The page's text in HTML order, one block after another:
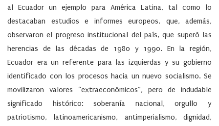
al Ecuador un ejemplo para América Latina, tal como lo
destacaban estudios e informes europeos, que, además,
observaron el progreso institucional del país, que superó las
herencias de las décadas de 1980 y 1990. En la región,
Ecuador era un referente para las izquierdas y su gobierno
identificado con los procesos hacia un nuevo socialismo. Se
movilizaron valores “extraeconómicos”, pero de indudable
significado histórico: soberanía nacional, orgullo y
patriotismo, latinoamericanismo, antimperialismo, dignidad,